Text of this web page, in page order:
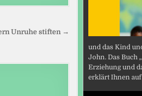
Unruhe stiften →
und das Kind
John. Das Buch
Erziehung und
erklärt Ihnen auf